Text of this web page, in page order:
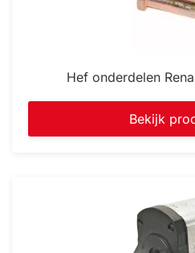
Hef onderdelen
Bekijk